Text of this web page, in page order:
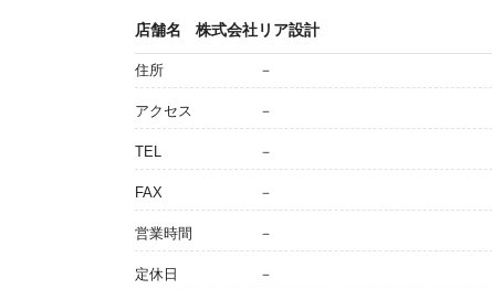
店舗名 株式会社リア設計
住所 －
アクセス －
TEL －
FAX －
営業時間 －
定休日 －